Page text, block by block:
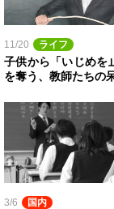
11/20 ライフ
子供から「いじめを
を奪う、教師たちの
3/6 国内